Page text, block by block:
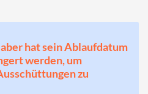
hat sein Ablaufdatum
werden, um
zu